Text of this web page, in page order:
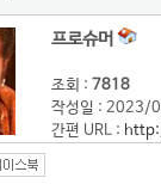
프로슈머
조회 : 7818
작성일 : 2023/
간편 URL :